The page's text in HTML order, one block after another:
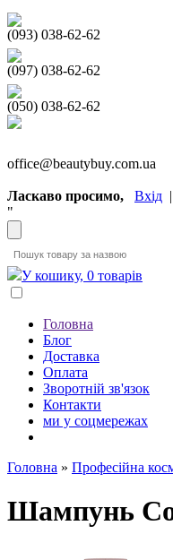
(093) 038-62-62
(097) 038-62-62
(050) 038-62-62
office@beautybuy.com.ua
Ласкаво просимо, Вхід |
"
У кошику, 0 товарів
Головна
Блог
Доставка
Оплата
Зворотній зв'язок
Контакти
ми у соцмережах
Головна » Професійна
Шампунь